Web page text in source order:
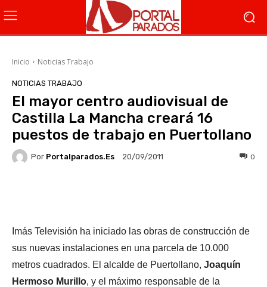
Inicio Noticias Trabajo
NOTICIAS TRABAJO
El mayor centro audiovisual de
Castilla La Mancha creará 16
puestos de trabajo en Puertollano
Por Portalparados.es 20/09/2011 0
Imás Televisión ha iniciado las obras de construcción de
sus nuevas instalaciones en una parcela de 10.000
metros cuadrados. El alcalde de Puertollano, Joaquín
Hermoso Murillo, y el máximo responsable de la